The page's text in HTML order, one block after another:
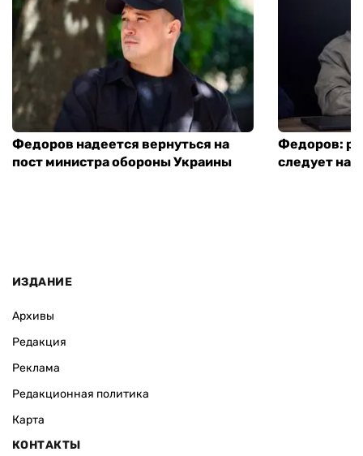
Федоров надеется вернуться на
пост министра обороны Украины
Федоров:
следует
ИЗДАНИЕ
Архивы
Редакция
Реклама
Редакционная политика
Карта
КОНТАКТЫ